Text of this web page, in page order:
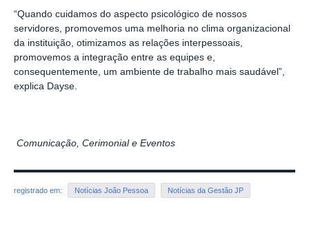
“Quando cuidamos do aspecto psicológico de nossos
servidores, promovemos uma melhoria no clima organizacional
da instituição, otimizamos as relações interpessoais,
promovemos a integração entre as equipes e,
consequentemente, um ambiente de trabalho mais saudável”,
explica Dayse.
Comunicação, Cerimonial e Eventos
registrado em: Notícias João Pessoa Notícias da Gestão JP